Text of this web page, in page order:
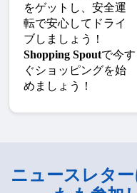
をゲットし、安全運
転で安心してドライ
ブしましょう！
Shopping Spoutで今す
ぐショッピングを始
めましょう！
ニュースレタ